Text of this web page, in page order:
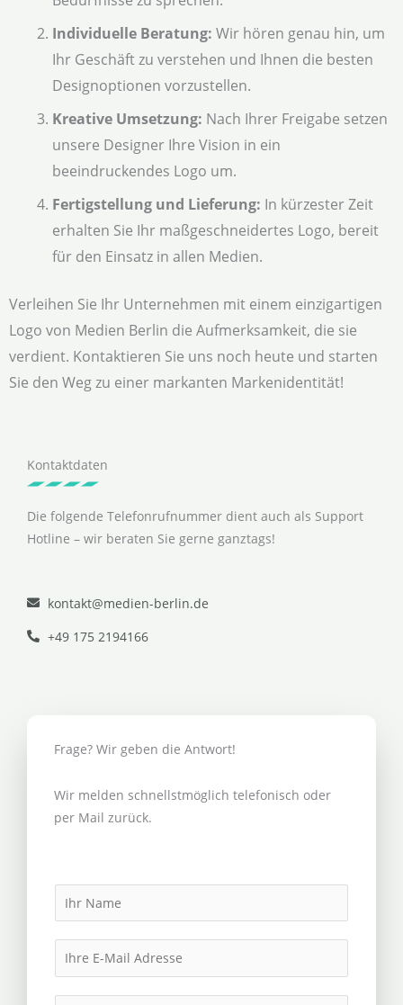
Individuelle Beratung: Wir hören genau hin, um
Ihr Geschäft zu verstehen und Ihnen die besten
Designoptionen vorzustellen.
Kreative Umsetzung: Nach Ihrer Freigabe setzen
unsere Designer Ihre Vision in ein
beeindruckendes Logo um.
Fertigstellung und Lieferung: In kürzester Zeit
erhalten Sie Ihr maßgeschneidertes Logo, bereit
für den Einsatz in allen Medien.
Verleihen Sie Ihr Unternehmen mit einem einzigartigen
Logo von Medien Berlin die Aufmerksamkeit, die sie
verdient. Kontaktieren Sie uns noch heute und starten
Sie den Weg zu einer markanten Markenidentität!
Kontaktdaten
Die folgende Telefonrufnummer dient auch als Support
Hotline – wir beraten Sie gerne ganztags!
kontakt@medien-berlin.de
+49 175 2194166
Frage? Wir geben die Antwort!
Wir melden schnellstmöglich telefonisch oder
per Mail zurück.
a
m
m
a